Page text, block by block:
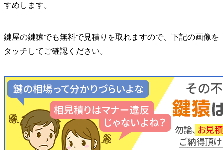
すめします。
鍵屋の鍵猿でも無料で見積りを取れますので、下記の画像を
タッチしてご確認ください。